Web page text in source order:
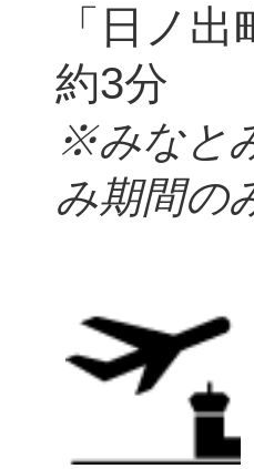
「日ノ
約3分
※みなと
み期間の